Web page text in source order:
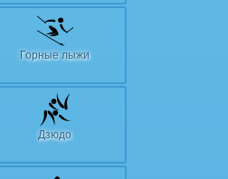
Горные лыжи
Дзюдо